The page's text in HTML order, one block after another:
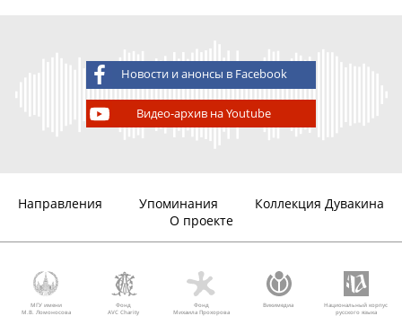
Новости и анонсы в Facebook
Видео-архив на Youtube
Направления Упоминания
Коллекция Дувакина
О проекте
МГУ имени
М.В. Ломоносова
Фонд
AVC Charity
Фонд
Михаила Прохорова
Викимедиа
Национальный корпус
русского языка